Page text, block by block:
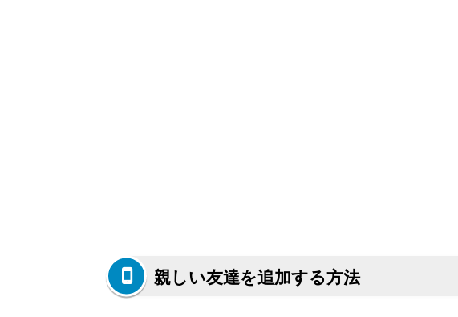
親しい友達を追加する方法